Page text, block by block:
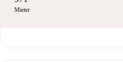
Mieter